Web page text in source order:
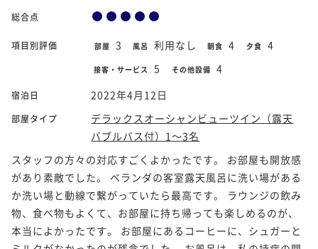
総合点
項目別評価 部屋 3 風呂 利用なし 朝食 4 夕食 4
接客・サービス 5 その他設備 4
宿泊日 2022年4月12日
部屋タイプ
デラックスオーシャンビューツイン（露天
バブルバス付）1～3名
スタッフの方々の対応すごくよかったです。 お部屋も開放感
があり素敵でした。 ベランダの客室露天風呂に洗い場がある
か洗い場と動線で繋がっていたら最高です。 ラウンジの飲み
物、食べ物もよくて、お部屋に持ち帰っても楽しめるのが、
本当によかったです。 お部屋にあるコーヒーに、シュガーと